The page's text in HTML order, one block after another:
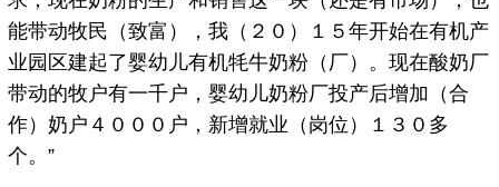
能带动牧民（致富），我（２０）１５年开始在有机产
业园区建起了婴幼儿有机牦牛奶粉（厂）。现在酸奶厂
带动的牧户有一千户，婴幼儿奶粉厂投产后增加（合
作）奶户４０００户，新增就业（岗位）１３０多
个。”